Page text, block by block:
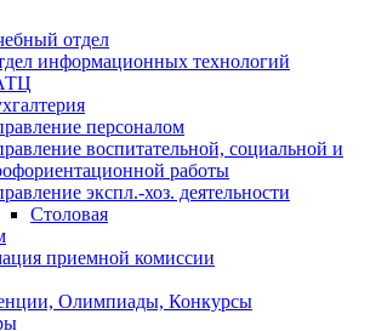
отдел
информационных технологий
персоналом
воспитательной, социальной и
работы
экспл.-хоз. деятельности
Столовая
приемной комиссии
Олимпиады, Конкурсы